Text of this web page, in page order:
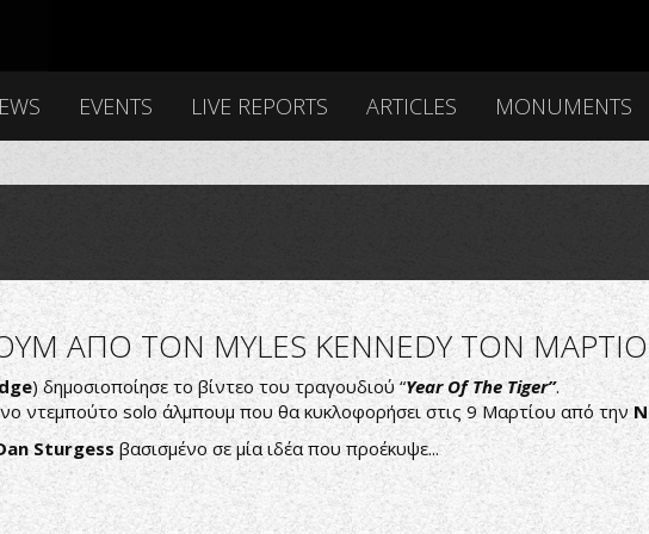
EVENTS LIVE REPORTS ARTICLES MONUMENTS
ΑΠΟ ΤΟΝ MYLES KENNEDY ΤΟΝ ΜΑΡΤΙΟ
) δημοσιοποίησε το βίντεο του τραγουδιού “Year Of The Tiger”.
ντεμπούτο solo άλμπουμ που θα κυκλοφορήσει στις 9 Μαρτίου από την
Sturgessβασισμένο σε μία ιδέα που προέκυψε...